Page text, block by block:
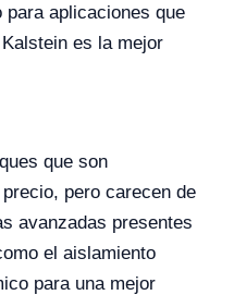
aplicaciones que
es la mejor
que son
pero carecen de
avanzadas presentes
el aislamiento
para una mejor